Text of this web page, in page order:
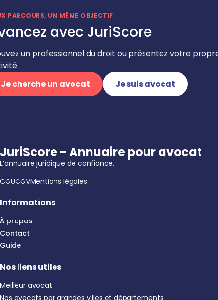
PARCOURS, UN MÊME OBJECTIF
avec JuriScore
un professionnel du droit ou présentez votre
Je cherche un avocat
Je suis avocat
JuriScore - Annuaire pour avocat
L’annuaire juridique de confiance.
CGUCGVMentions légales
Informations
À propos
Contact
Guide
Nos liens utiles
Meilleur avocat
Nos avocats par grandes villes et départements